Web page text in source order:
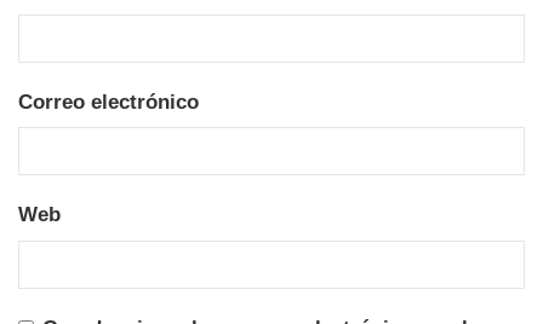
Correo electrónico
Web